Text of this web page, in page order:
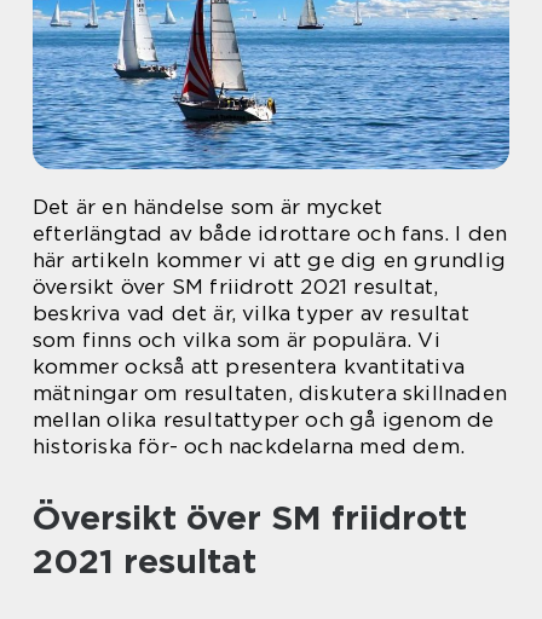
Det är en händelse som är mycket
efterlängtad av både idrottare och fans. I den
här artikeln kommer vi att ge dig en grundlig
översikt över SM friidrott 2021 resultat,
beskriva vad det är, vilka typer av resultat
som finns och vilka som är populära. Vi
kommer också att presentera kvantitativa
mätningar om resultaten, diskutera skillnaden
mellan olika resultattyper och gå igenom de
historiska för- och nackdelarna med dem.
Översikt över SM friidrott
2021 resultat